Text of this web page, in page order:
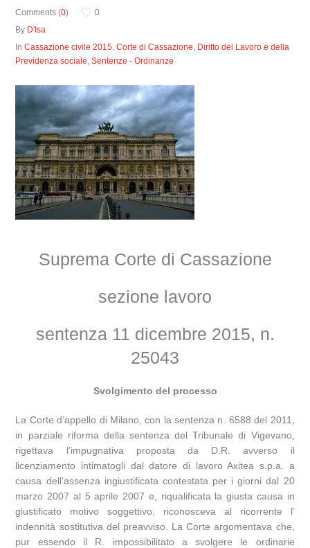
Comments (0)
0
By D'Isa
InCassazione civile 2015,Corte di Cassazione, Diritto del Lavoro e della
Previdenza sociale,Sentenze - Ordinanze
Suprema Corte di Cassazione
sezione lavoro
sentenza 11 dicembre 2015, n.
25043
Svolgimento del processo
La Corte d’appello di Milano, con la sentenza n. 6588 del 2011,
in parziale riforma della sentenza del Tribunale di Vigevano,
rigettava l’impugnativa proposta da D.R. avverso il
licenziamento intimatogli dal datore di lavoro Axitea s.p.a. a
causa dell’assenza ingiustificata contestata per i giorni dal 20
marzo 2007 al 5 aprile 2007 e, riqualificata la giusta causa in
giustificato motivo soggettivo, riconosceva al ricorrente l’
indennità sostitutiva del preavviso. La Corte argomentava che,
pur essendo il R. impossibilitato a svolgere le ordinarie